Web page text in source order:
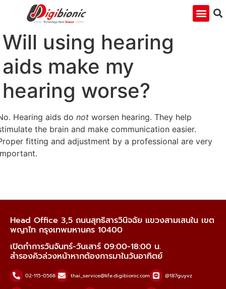
Will using hearing
aids make my
hearing worse?
Hearing aids do not worsen hearing. They help
the brain and make communication easier.
fitting and adjustment by a professional are very
Head Office 3,5 ถนนสุทธิสารวินิจฉัย แขวงสามเสนใน เขต
พญาไท กรุงเทพมหานคร 10400
เปิดทำการวันจันทร์-วันเสาร์ 09:00-18:00 น.
สำรองคิวล่วงหน้าหากต้องการมาในวันอาทิตย์
02-115-0568 thai_service@life.digibionic.com @187guyvz